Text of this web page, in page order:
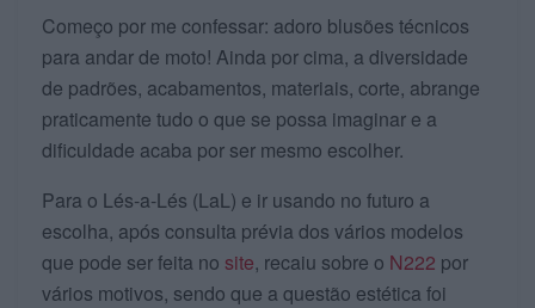
Começo por me confessar: adoro blusões técnicos
para andar de moto! Ainda por cima, a diversidade
de padrões, acabamentos, materiais, corte, abrange
praticamente tudo o que se possa imaginar e a
dificuldade acaba por ser mesmo escolher.
Para o Lés-a-Lés (LaL) e ir usando no futuro a
escolha, após consulta prévia dos vários modelos
que pode ser feita no site, recaiu sobre o N222 por
vários motivos, sendo que a questão estética foi